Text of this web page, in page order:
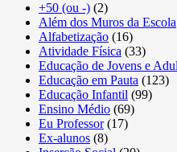
+50 (ou -) (2)
Além dos Muros da Escola
Alfabetização (16)
Atividade Física (33)
Educação de Jovens e
Educação em Pauta (123)
Educação Infantil (99)
Ensino Médio (69)
Eu Professor(17)
Ex-alunos (8)